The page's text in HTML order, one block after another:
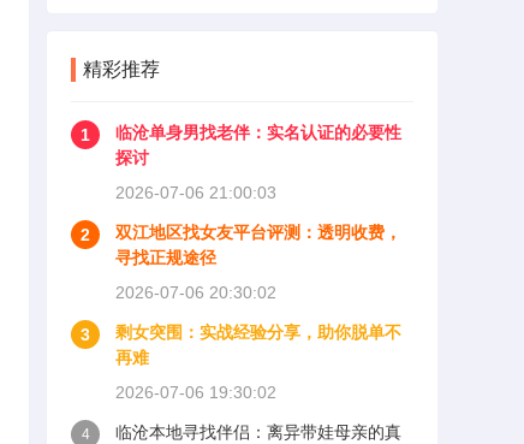
精彩推荐
1
临沧单身男找老伴：实名认证的必要性
探讨
2026-07-06 21:00:03
2
双江地区找女友平台评测：透明收费，
寻找正规途径
2026-07-06 20:30:02
3
剩女突围：实战经验分享，助你脱单不
再难
2026-07-06 19:30:02
4
临沧本地寻找伴侣：离异带娃母亲的真